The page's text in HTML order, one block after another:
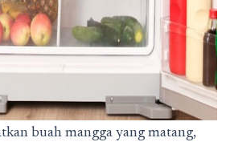
buah mangga yang matang,